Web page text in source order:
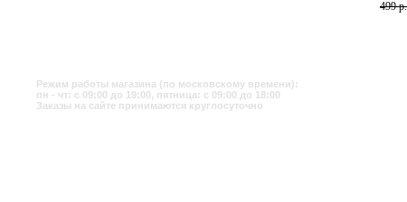
Режим работы магазина (по московскому времени):
пн - чт: с 09:00 до 19:00, пятница: с 09:00 до 18:00
Заказы на сайте принимаются круглосуточно
499 р.